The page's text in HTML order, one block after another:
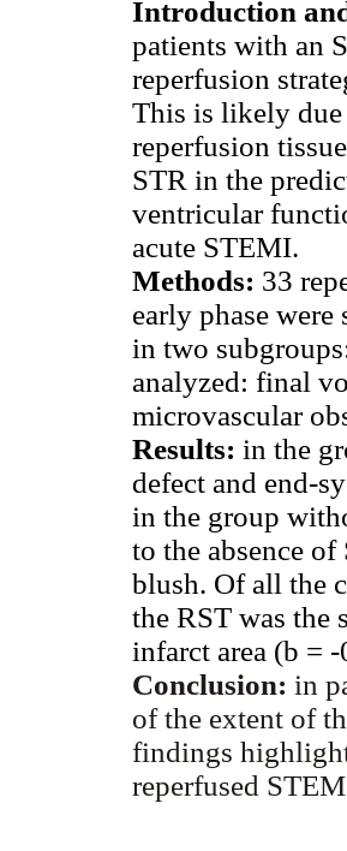
Introduction
patients with an
reperfusion
This is likely
reperfusion
STR in the
ventricular
acute STEMI.
Methods: 33
early phase
in two
analyzed: final
microvascular
Results: in the
defect and end-
in the group
to the absence
blush. Of all the
the RST was the
infarct area (b =
Conclusion: in
of the extent of
findings
reperfused